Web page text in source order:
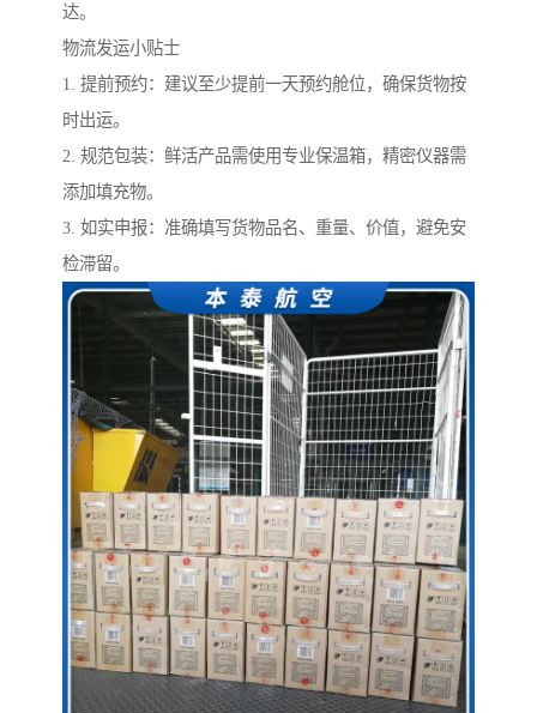
达。
物流发运小贴士
1. 提前预约：建议至少提前一天预约舱位，确保货物按
时出运。
2. 规范包装：鲜活产品需使用专业保温箱，精密仪器需
添加填充物。
3. 如实申报：准确填写货物品名、重量、价值，避免安
检滞留。